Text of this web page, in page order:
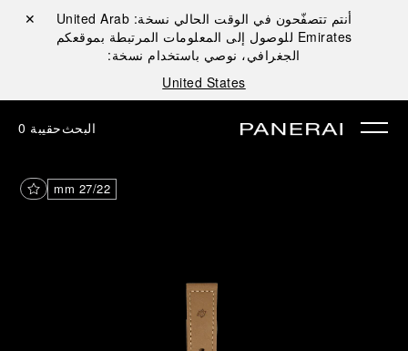
أنتم تتصفّحون في الوقت الحالي نسخة: United Arab
Emirates للوصول إلى المعلومات المرتبطة بموقعكم
الجغرافي، نوصي باستخدام نسخة:
United States
إغلاق ✕
البحثحقيبة 0
27/22 mm